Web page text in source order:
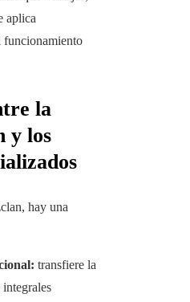
aplica
funcionamiento
la
y los
hay una
transfiere la
integrales